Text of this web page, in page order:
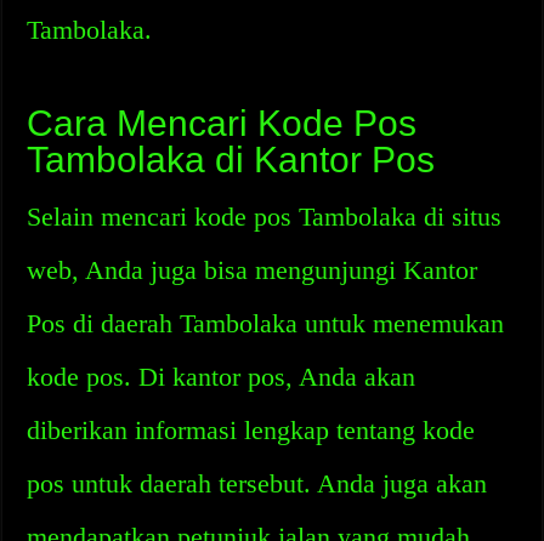
Tambolaka.
Cara Mencari Kode Pos
Tambolaka di Kantor Pos
Selain mencari kode pos Tambolaka di situs
web, Anda juga bisa mengunjungi Kantor
Pos di daerah Tambolaka untuk menemukan
kode pos. Di kantor pos, Anda akan
diberikan informasi lengkap tentang kode
pos untuk daerah tersebut. Anda juga akan